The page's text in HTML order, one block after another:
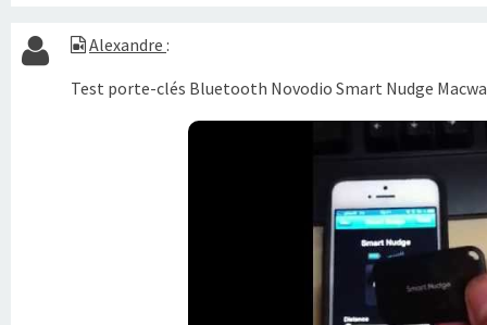
Alexandre :
Test porte-clés Bluetooth Novodio Smart Nudge